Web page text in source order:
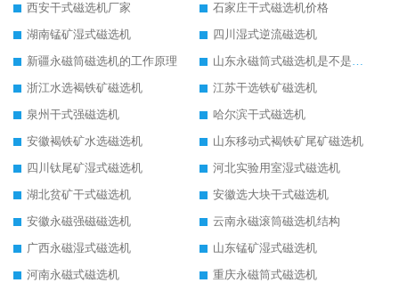
西安干式磁选机厂家
石家庄干式磁选机价格
湖南锰矿湿式磁选机
四川湿式逆流磁选机
新疆永磁筒磁选机的工作原理
山东永磁筒式磁选机是不是强磁
浙江水选褐铁矿磁选机
江苏干选铁矿磁选机
泉州干式强磁选机
哈尔滨干式磁选机
安徽褐铁矿水选磁选机
山东移动式褐铁矿尾矿磁选机
四川钛尾矿湿式磁选机
河北实验用室湿式磁选机
湖北贫矿干式磁选机
安徽选大块干式磁选机
安徽永磁强磁磁选机
云南永磁滚筒磁选机结构
广西永磁湿式磁选机
山东锰矿湿式磁选机
河南永磁式磁选机
重庆永磁筒式磁选机